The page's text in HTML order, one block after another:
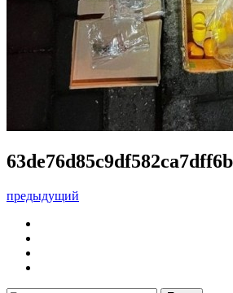
предыдущий